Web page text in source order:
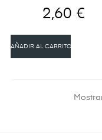
2,60 €
AÑADIR AL CARRITO